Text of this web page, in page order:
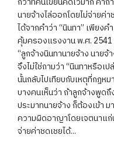
นายจ้างไล่ออกโดยไม่จ่ายค่
ได้จากคำว่า “นินทา” เพียง
คุ้มครองแรงงาน พ.ศ. 2541
“ลูกจ้างนินทานายจ้าง นายจ้
จึงไม่ใช่ถามว่า “นินทาหรือเ
นั้นกลับไปเทียบกับเหตุที่กฎหม
บางคนเห็นว่า ถ้าลูกจ้างพูด
ประมาทนายจ้าง ก็ต้องเข้า
ความผิดอาญาโดยเจตนาแก่
จ่ายค่าชดเชยได้...